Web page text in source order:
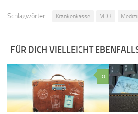
Schlagwörter: Krankenkasse MDK
FÜR DICH VIELLEICHT
0